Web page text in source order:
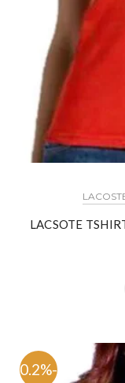
-70.2%